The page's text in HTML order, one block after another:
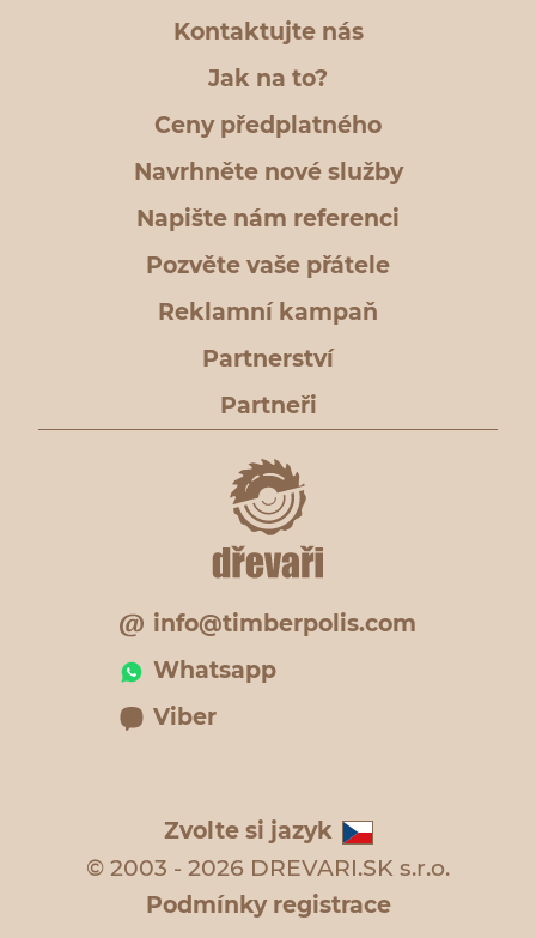
Kontaktujte nás
Jak na to?
Ceny předplatného
Navrhněte nové služby
Napište nám referenci
Pozvěte vaše přátele
Reklamní kampaň
Partnerství
Partneři
info@timberpolis.com
Whatsapp
Viber
Zvolte si jazyk
© 2003 - 2026 DREVARI.SK s.r.o.
Podmínky registrace